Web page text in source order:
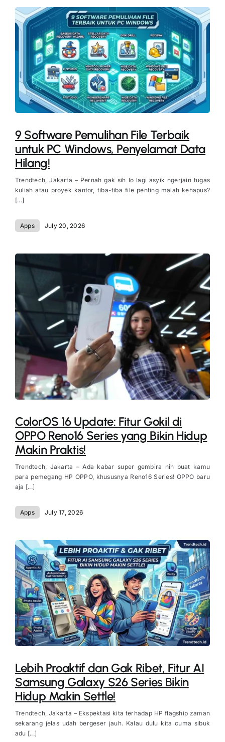
9 Software Pemulihan File Terbaik
untuk PC Windows, Penyelamat Data
Hilang!
Trendtech, Jakarta – Pernah gak sih lo lagi asyik ngerjain tugas
kuliah atau proyek kantor, tiba-tiba file penting malah kehapus?
[...]
Apps July 20, 2026
ColorOS 16 Update: Fitur Gokil di
OPPO Reno16 Series yang Bikin Hidup
Makin Praktis!
Trendtech, Jakarta – Ada kabar super gembira nih buat kamu
para pemegang HP OPPO, khususnya Reno16 Series! OPPO baru
aja [...]
Apps July 17, 2026
Lebih Proaktif dan Gak Ribet, Fitur AI
Samsung Galaxy S26 Series Bikin
Hidup Makin Settle!
Trendtech, Jakarta – Ekspektasi kita terhadap HP flagship zaman
sekarang jelas udah bergeser jauh. Kalau dulu kita cuma sibuk
adu [...]